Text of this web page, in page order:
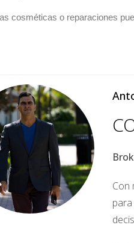
cosméticas o reparaciones
en un mercado de
necesito?
la escritura, plano de
Con